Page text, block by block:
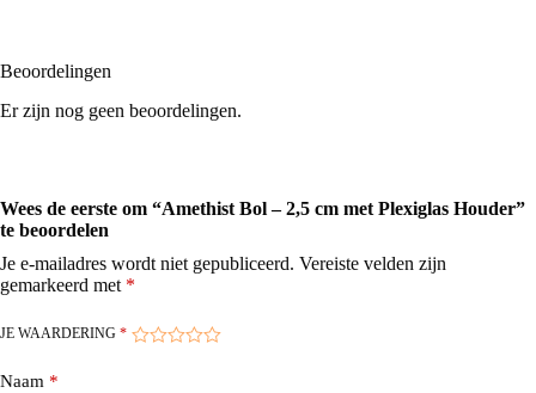
Beoordelingen
Er zijn nog geen beoordelingen.
Wees de eerste om “Amethist Bol – 2,5 cm met Plexiglas Houder”
te beoordelen
Je e-mailadres wordt niet gepubliceerd. Vereiste velden zijn
gemarkeerd met *
JE WAARDERING *
Naam *